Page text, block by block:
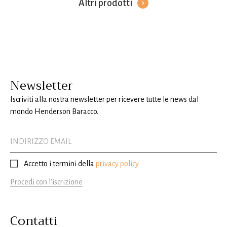
Altri prodotti
Newsletter
Iscriviti alla nostra newsletter per ricevere tutte le news dal
mondo Henderson Baracco.
Accetto i termini della privacy policy
Procedi con l'iscrizione
Contatti